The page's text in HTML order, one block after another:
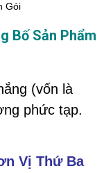
Gói
Bố Sản Phẩm
(vốn là
phức tạp.
Vị Thứ Ba